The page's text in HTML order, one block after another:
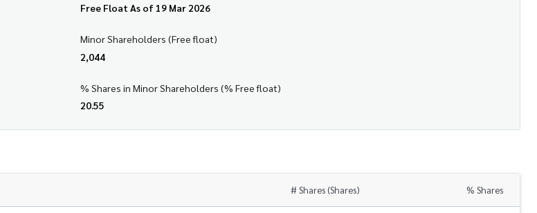
Free Float As of 19 Mar 2026
Minor Shareholders (Free float)
2,044
% Shares in Minor Shareholders (% Free float)
20.55
# Shares (Shares) % Shares